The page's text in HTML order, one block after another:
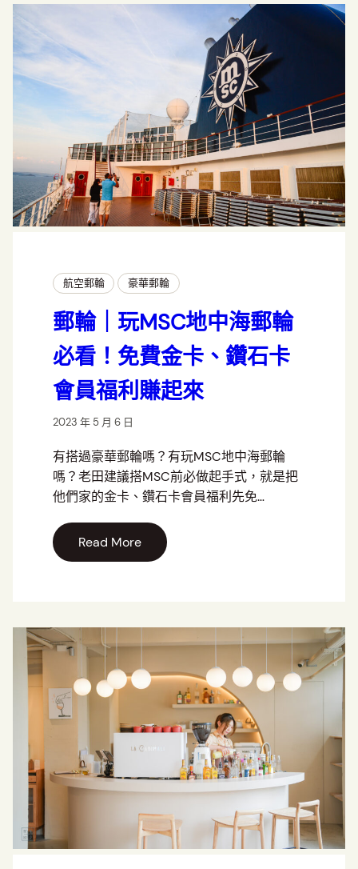
航空郵輪 豪華郵輪
郵輪｜玩MSC地中海郵輪
必看！免費金卡、鑽石卡
會員福利賺起來
2023 年 5 月 6 日
有搭過豪華郵輪嗎？有玩MSC地中海郵輪
嗎？老田建議搭MSC前必做起手式，就是把
他們家的金卡、鑽石卡會員福利先免…
Read More